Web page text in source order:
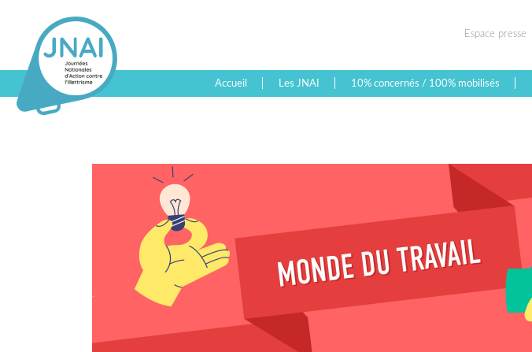
Espace presse
Accueil Les JNAI 10% concernés / 100% mobilisés